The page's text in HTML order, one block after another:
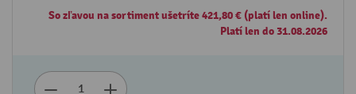
So zľavou na sortiment ušetríte 421,80 € (platí len online).
Platí len do 31.08.2026